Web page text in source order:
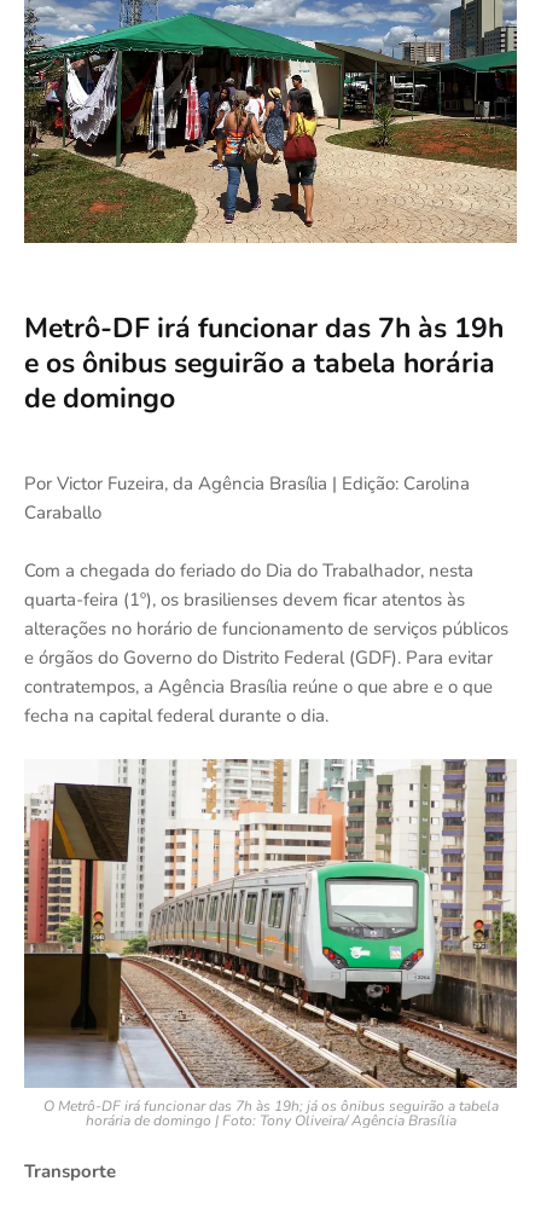
Metrô-DF irá funcionar das 7h às 19h
e os ônibus seguirão a tabela horária
de domingo
Por Victor Fuzeira, da Agência Brasília | Edição: Carolina
Caraballo
Com a chegada do feriado do Dia do Trabalhador, nesta
quarta-feira (1º), os brasilienses devem ficar atentos às
alterações no horário de funcionamento de serviços públicos
e órgãos do Governo do Distrito Federal (GDF). Para evitar
contratempos, a Agência Brasília reúne o que abre e o que
fecha na capital federal durante o dia.
O Metrô-DF irá funcionar das 7h às 19h; já os ônibus seguirão a tabela
horária de domingo | Foto: Tony Oliveira/ Agência Brasília
Transporte